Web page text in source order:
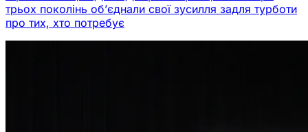
трьох поколінь об’єднали свої зусилля задля турботи
про тих, хто потребує